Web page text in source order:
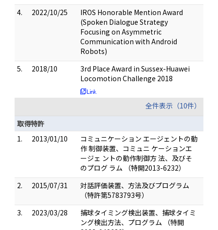
4.
2022/10/25
IROS Honorable Mention Award
(Spoken Dialogue Strategy
Focusing on Asymmetric
Communication with Android
Robots)
5.
2018/10
3rd Place Award in Sussex-Huawei
Locomotion Challenge 2018
全件表示（10件）
取得特許
1.
2013/01/10
コミュニケーション エージェントの動
作 制御装置、コミュニ ケーションエ
ージェ ントの動作制御⽅ 法、及びそ
のプログ ラム （特開2013-6232）
2.
2015/07/31
対話評価装置、方法及びプログラム
（特許第5783793号）
3.
2023/03/28
捕球タイミング検出装置、捕球タイミ
ング検出方法、プログラム （特開